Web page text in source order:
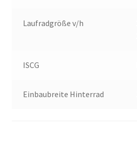
Laufradgröße v/h
ISCG
Einbaubreite Hinterrad